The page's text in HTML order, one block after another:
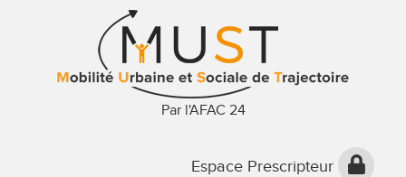
Par l'AFAC 24
Espace Prescripteur